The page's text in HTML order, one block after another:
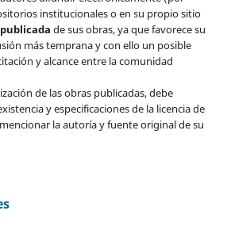
institucionales o en su propio sitio
de sus obras, ya que favorece su
más temprana y con ello un posible
y alcance entre la comunidad
de las obras publicadas, debe
y especificaciones de la licencia de
la autoría y fuente original de su